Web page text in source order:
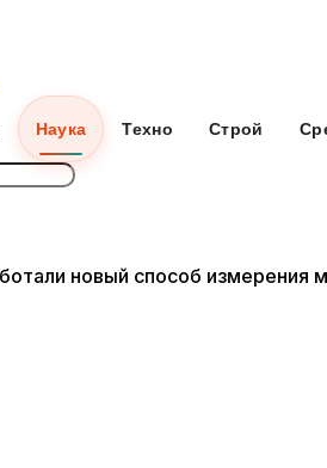
Наука Техно Строй